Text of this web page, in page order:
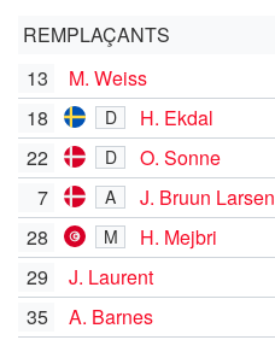
REMPLAÇANTS
13
M. Weiss
18
D
H. Ekdal
22
D
O. Sonne
7
A
J. Bruun Larsen
28
M H. Mejbri
29 J. Laurent
35
A. Barnes